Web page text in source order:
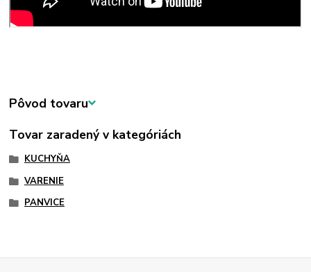
Pôvod tovaru
Tovar zaradený v kategóriách
KUCHYŇA
VARENIE
PANVICE